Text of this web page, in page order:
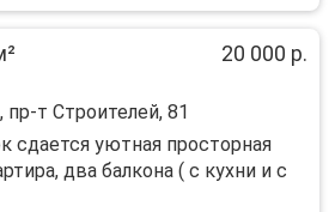
20 000 р.
пр-т Строителей, 81
сдается уютная просторная
два балкона ( с кухни и с